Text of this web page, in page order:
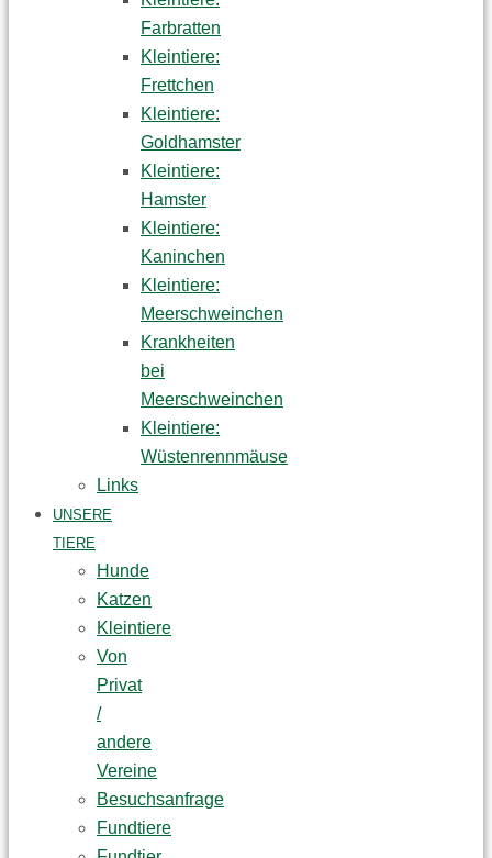
Farbratten
Kleintiere:
Frettchen
Kleintiere:
Goldhamster
Kleintiere:
Hamster
Kleintiere:
Kaninchen
Kleintiere:
Meerschweinchen
Krankheiten
bei
Meerschweinchen
Kleintiere:
Wüstenrennmäuse
Links
UNSERE
TIERE
Hunde
Katzen
Kleintiere
Von
Privat
/
andere
Vereine
Besuchsanfrage
Fundtiere